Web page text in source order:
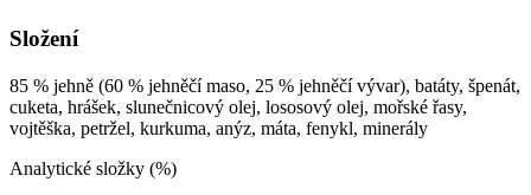
Složení
85 % jehně (60 % jehněčí maso, 25 % jehněčí vývar), batáty, špenát,
cuketa, hrášek, slunečnicový olej, lososový olej, mořské řasy,
vojtěška, petržel, kurkuma, anýz, máta, fenykl, minerály
Analytické složky (%)